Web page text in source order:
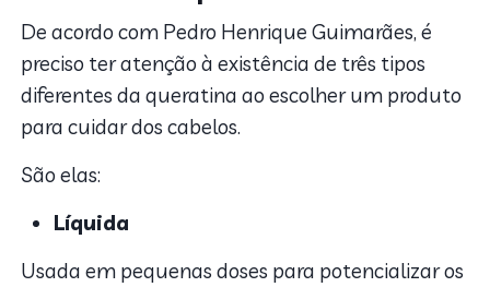
De acordo com Pedro Henrique Guimarães, é
preciso ter atenção à existência de três tipos
diferentes da queratina ao escolher um produto
para cuidar dos cabelos.
São elas:
Líquida
Usada em pequenas doses para potencializar os